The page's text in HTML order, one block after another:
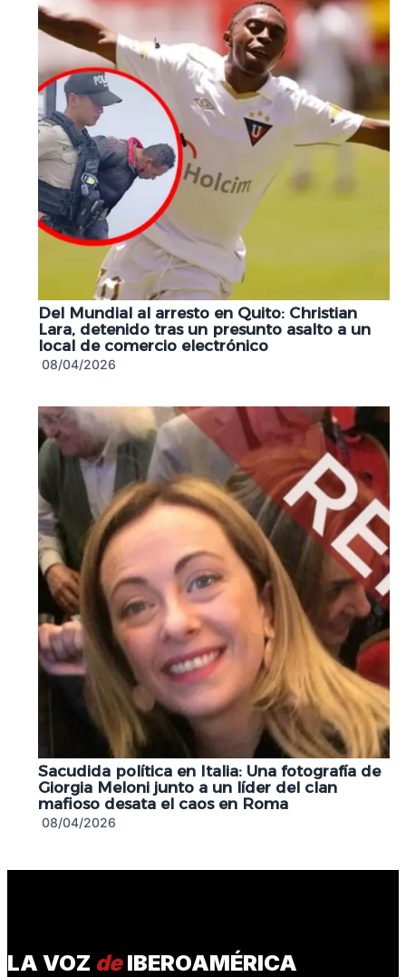
Del Mundial al arresto en Quito: Christian
Lara, detenido tras un presunto asalto a un
local de comercio electrónico
08/04/2026
Sacudida política en Italia: Una fotografía de
Giorgia Meloni junto a un líder del clan
mafioso desata el caos en Roma
08/04/2026
LA VOZ deIBEROAMÉRICA